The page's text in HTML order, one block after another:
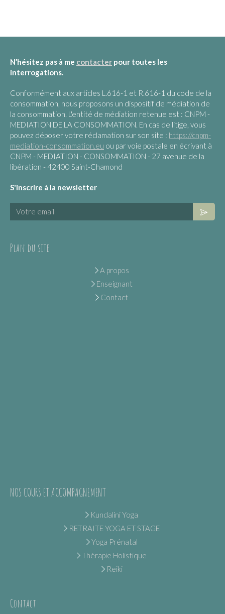
N’hésitez pas à me contacter pour toutes les
interrogations.
Conformément aux articles L.616-1 et R.616-1 du code de la
consommation, nous proposons un dispositif de médiation de
la consommation. L'entité de médiation retenue est : CNPM -
MEDIATION DE LA CONSOMMATION. En cas de litige, vous
pouvez déposer votre réclamation sur son site : https://cnpm-
mediation-consommation.eu ou par voie postale en écrivant à
CNPM - MEDIATION - CONSOMMATION - 27 avenue de la
libération - 42400 Saint-Chamond
S'inscrire à la newsletter
Votre email
Plan du site
A propos
Enseignant
Contact
NOS COURS ET ACCOMPAGNEMENT
Kundalini Yoga
RETRAITE YOGA ET STAGE
Yoga Prénatal
Thérapie Holistique
Reiki
Contact